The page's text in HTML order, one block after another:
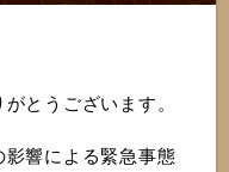
とうございます。
影響による緊急事態